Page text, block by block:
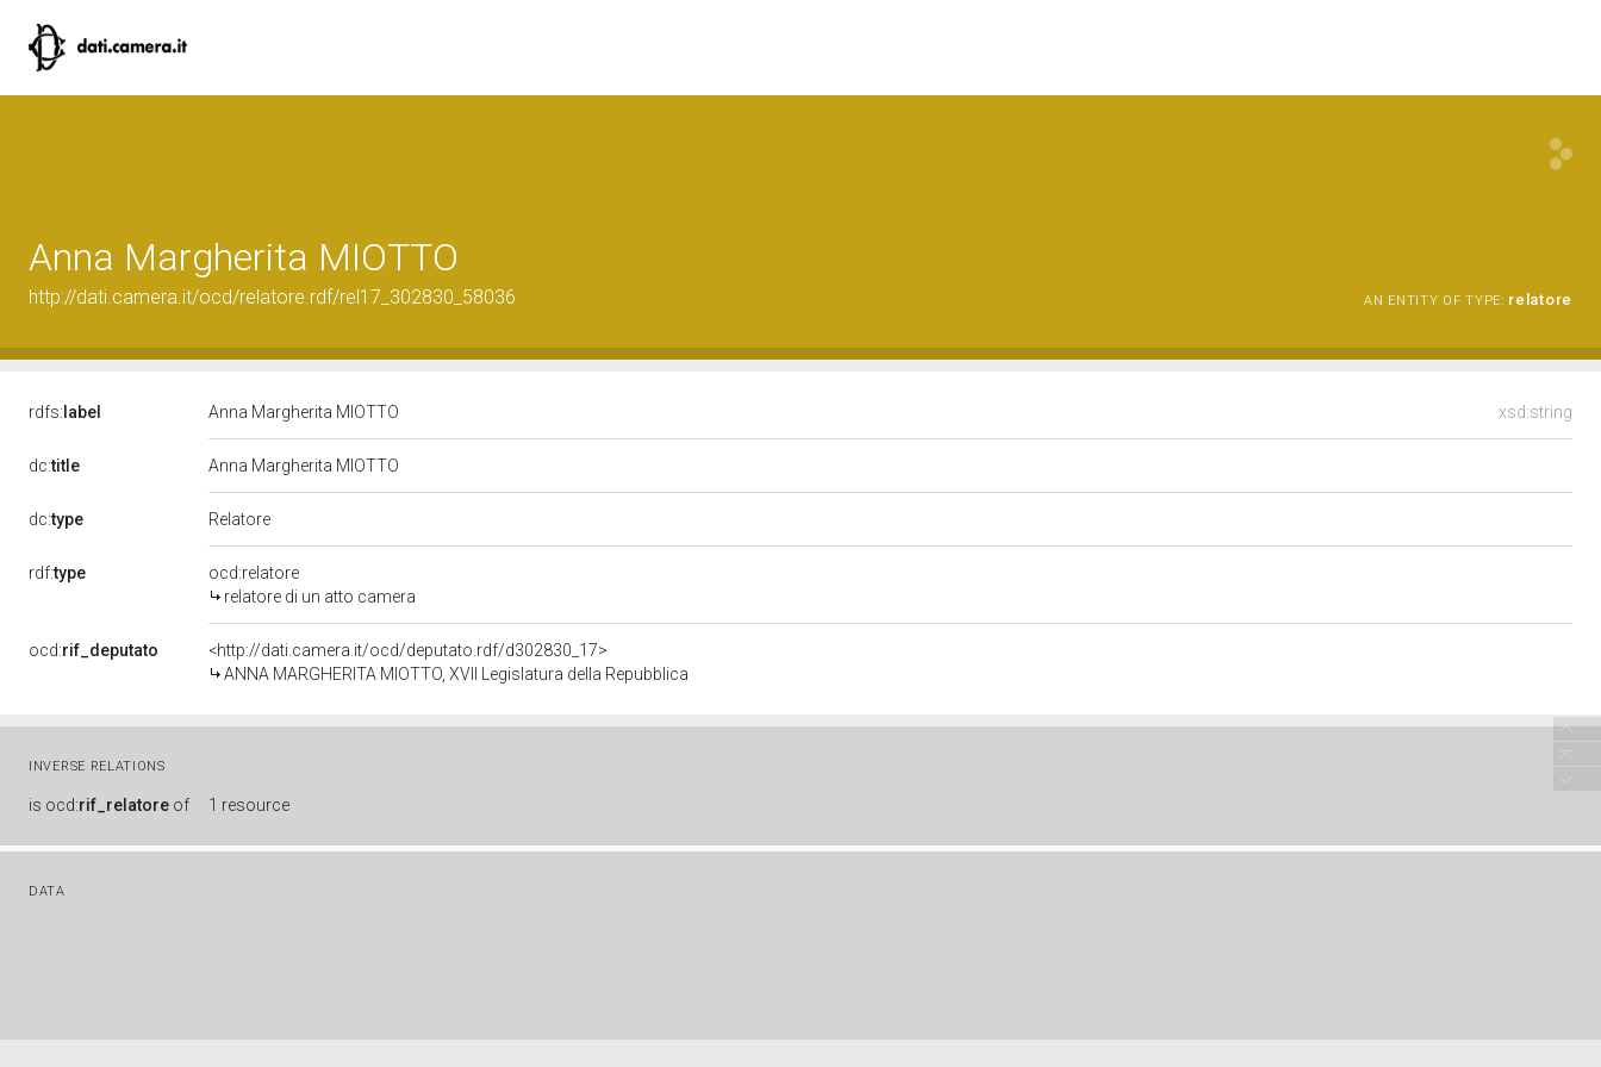
Anna Margherita MIOTTO
http://dati.camera.it/ocd/relatore.rdf/rel17_302830_58036 AN ENTITY OF TYPE: relatore
rdfs: label xsd:string
Anna Margherita MIOTTO
dc:title Anna Margherita MIOTTO
dc:type Relatore
rdf:type
ocd:relatore
relatore di un atto camera
ocd:rif_deputato
<http://dati.camera.it/ocd/deputato.rdf/d302830_17>
ANNA MARGHERITA MIOTTO, XVII Legislatura della Repubblica
INVERSE RELATIONS
is ocd:rif_relatore of 1 resource
DATA